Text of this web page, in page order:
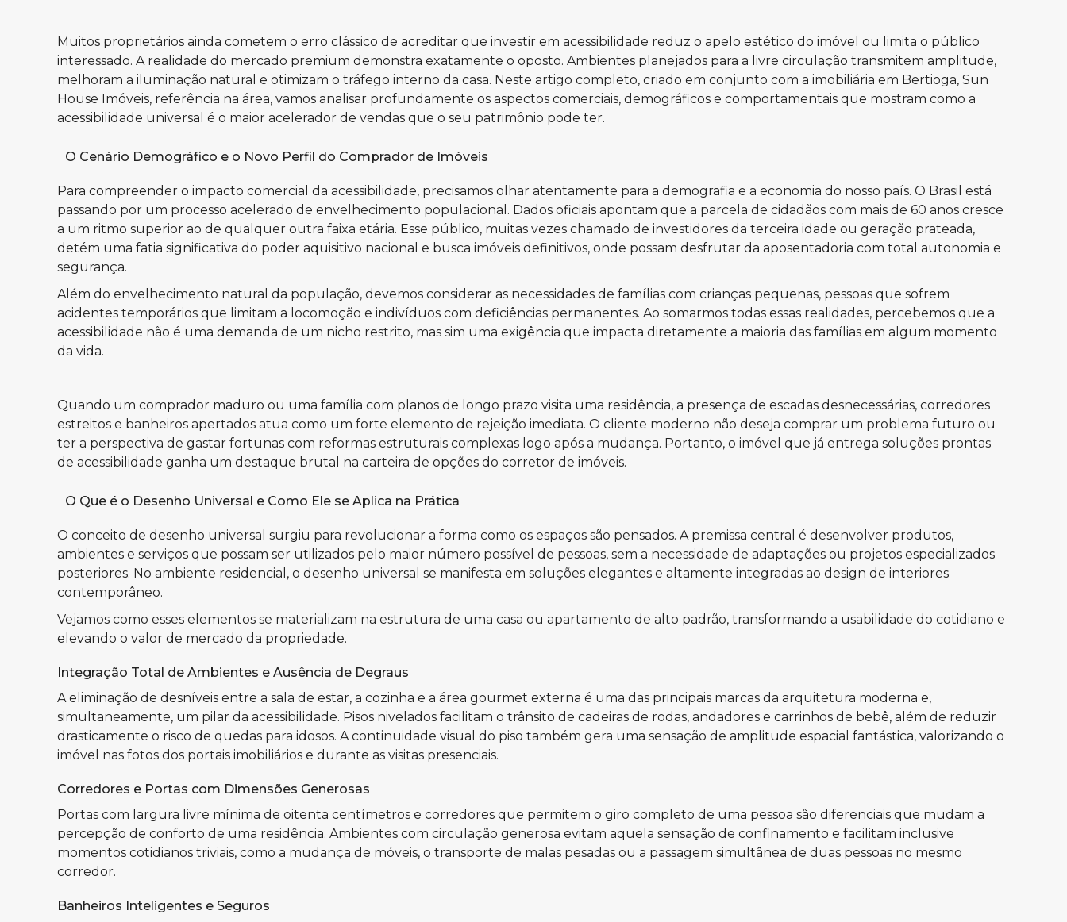
Muitos proprietários ainda cometem o erro clássico de acreditar que investir em acessibilidade reduz o apelo estético do imóvel ou limita o público
interessado. A realidade do mercado premium demonstra exatamente o oposto. Ambientes planejados para a livre circulação transmitem amplitude,
melhoram a iluminação natural e otimizam o tráfego interno da casa. Neste artigo completo, criado em conjunto com a imobiliária em Bertioga, Sun
House Imóveis, referência na área, vamos analisar profundamente os aspectos comerciais, demográficos e comportamentais que mostram como a
acessibilidade universal é o maior acelerador de vendas que o seu patrimônio pode ter.
O Cenário Demográfico e o Novo Perfil do Comprador de Imóveis
Para compreender o impacto comercial da acessibilidade, precisamos olhar atentamente para a demografia e a economia do nosso país. O Brasil está
passando por um processo acelerado de envelhecimento populacional. Dados oficiais apontam que a parcela de cidadãos com mais de 60 anos cresce
a um ritmo superior ao de qualquer outra faixa etária. Esse público, muitas vezes chamado de investidores da terceira idade ou geração prateada,
detém uma fatia significativa do poder aquisitivo nacional e busca imóveis definitivos, onde possam desfrutar da aposentadoria com total autonomia e
segurança.
Além do envelhecimento natural da população, devemos considerar as necessidades de famílias com crianças pequenas, pessoas que sofrem
acidentes temporários que limitam a locomoção e indivíduos com deficiências permanentes. Ao somarmos todas essas realidades, percebemos que a
acessibilidade não é uma demanda de um nicho restrito, mas sim uma exigência que impacta diretamente a maioria das famílias em algum momento
da vida.
Quando um comprador maduro ou uma família com planos de longo prazo visita uma residência, a presença de escadas desnecessárias, corredores
estreitos e banheiros apertados atua como um forte elemento de rejeição imediata. O cliente moderno não deseja comprar um problema futuro ou
ter a perspectiva de gastar fortunas com reformas estruturais complexas logo após a mudança. Portanto, o imóvel que já entrega soluções prontas
de acessibilidade ganha um destaque brutal na carteira de opções do corretor de imóveis.
O Que é o Desenho Universal e Como Ele se Aplica na Prática
O conceito de desenho universal surgiu para revolucionar a forma como os espaços são pensados. A premissa central é desenvolver produtos,
ambientes e serviços que possam ser utilizados pelo maior número possível de pessoas, sem a necessidade de adaptações ou projetos especializados
posteriores. No ambiente residencial, o desenho universal se manifesta em soluções elegantes e altamente integradas ao design de interiores
contemporâneo.
Vejamos como esses elementos se materializam na estrutura de uma casa ou apartamento de alto padrão, transformando a usabilidade do cotidiano e
elevando o valor de mercado da propriedade.
Integração Total de Ambientes e Ausência de Degraus
A eliminação de desníveis entre a sala de estar, a cozinha e a área gourmet externa é uma das principais marcas da arquitetura moderna e,
simultaneamente, um pilar da acessibilidade. Pisos nivelados facilitam o trânsito de cadeiras de rodas, andadores e carrinhos de bebê, além de reduzir
drasticamente o risco de quedas para idosos. A continuidade visual do piso também gera uma sensação de amplitude espacial fantástica, valorizando o
imóvel nas fotos dos portais imobiliários e durante as visitas presenciais.
Corredores e Portas com Dimensões Generosas
Portas com largura livre mínima de oitenta centímetros e corredores que permitem o giro completo de uma pessoa são diferenciais que mudam a
percepção de conforto de uma residência. Ambientes com circulação generosa evitam aquela sensação de confinamento e facilitam inclusive
momentos cotidianos triviais, como a mudança de móveis, o transporte de malas pesadas ou a passagem simultânea de duas pessoas no mesmo
corredor.
Banheiros Inteligentes e Seguros